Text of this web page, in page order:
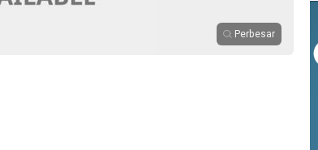
Perbesar